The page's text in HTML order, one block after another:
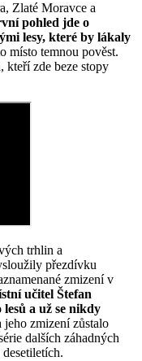
Zlaté Moravce a
pohled jde o
lesy, které by lákaly
místo temnou pověst.
kteří zde beze stopy
trhlin a
přezdívku
zmizení v
učitel Štefan
a už se nikdy
jeho zmizení zůstalo
dalších záhadných